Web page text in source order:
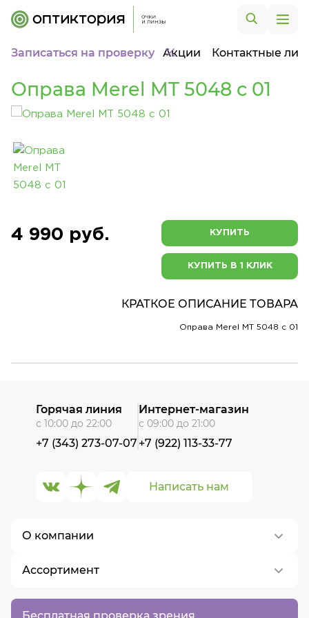
Записаться на проверку Акции Контактные
Оправа Merel MT 5048 с 01
4 990 руб. КУПИТЬ
КУПИТЬ В 1 КЛИК
КРАТКОЕ ОПИСАНИЕ ТОВАРА
Оправа Merel MT 5048 с 01
Бесплатная проверка зрения
О компании
О нас
Контакты
Ассортимент
Написать нам
Горячая линия
с 10:00 до 22:00
+7 (343) 273-07-07
Интернет-магазин
с 09:00 до 21:00
+7 (922) 113-33-77